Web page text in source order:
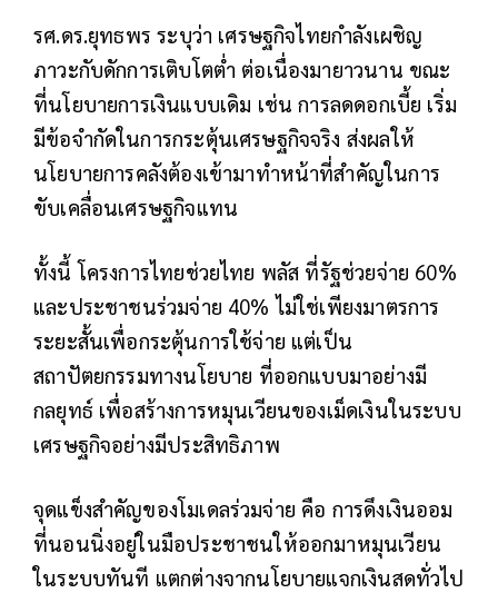
รศ.ดร.ยุทธพร ระบุว่า เศรษฐกิจไทยกำลังเผชิญ
ภาวะกับดักการเติบโตต่ำ ต่อเนื่องมายาวนาน ขณะ
ที่นโยบายการเงินแบบเดิม เช่น การลดดอกเบี้ย เริ่ม
มีข้อจำกัดในการกระตุ้นเศรษฐกิจจริง ส่งผลให้
นโยบายการคลังต้องเข้ามาทำหน้าที่สำคัญในการ
ขับเคลื่อนเศรษฐกิจแทน
ทั้งนี้ โครงการไทยช่วยไทย พลัส ที่รัฐช่วยจ่าย 60%
และประชาชนร่วมจ่าย 40% ไม่ใช่เพียงมาตรการ
ระยะสั้นเพื่อกระตุ้นการใช้จ่าย แต่เป็น
สถาปัตยกรรมทางนโยบาย ที่ออกแบบมาอย่างมี
กลยุทธ์ เพื่อสร้างการหมุนเวียนของเม็ดเงินในระบบ
เศรษฐกิจอย่างมีประสิทธิภาพ
จุดแข็งสำคัญของโมเดลร่วมจ่าย คือ การดึงเงินออม
ที่นอนนิ่งอยู่ในมือประชาชนให้ออกมาหมุนเวียน
ในระบบทันที แตกต่างจากนโยบายแจกเงินสดทั่วไป